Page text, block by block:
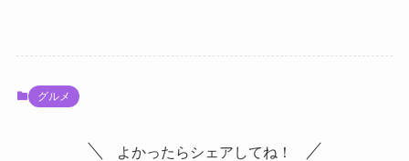
グルメ
よかったらシェアしてね！